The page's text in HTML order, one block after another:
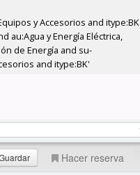
y Accesorios and itype:BK
au:Agua y Energía Eléctrica,
de Energía and su-
and itype:BK'
Hacer reserva